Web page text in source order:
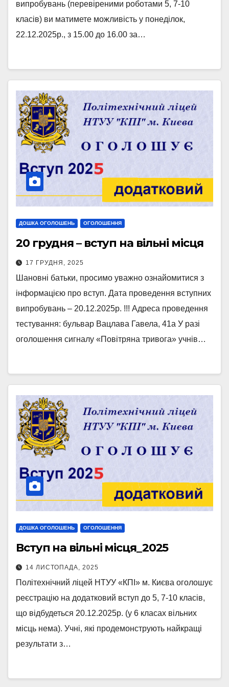
випробувань (перевіреними роботами 5, 7-10
класів) ви матимете можливість у понеділок,
22.12.2025р., з 15.00 до 16.00 за…
ДОШКА ОГОЛОШЕНЬ ОГОЛОШЕННЯ
20 грудня – вступ на вільні місця
17 ГРУДНЯ, 2025
Шановні батьки, просимо уважно ознайомитися з
інформацією про вступ. Дата проведення вступних
випробувань – 20.12.2025р. !!! Адреса проведення
тестування: бульвар Вацлава Гавела, 41а У разі
оголошення сигналу «Повітряна тривога» учнів…
ДОШКА ОГОЛОШЕНЬ ОГОЛОШЕННЯ
Вступ на вільні місця_2025
14 ЛИСТОПАДА, 2025
Політехнічний ліцей НТУУ «КПІ» м. Києва оголошує
реєстрацію на додатковий вступ до 5, 7-10 класів,
що відбудеться 20.12.2025р. (у 6 класах вільних
місць нема). Учні, які продемонструють найкращі
результати з…